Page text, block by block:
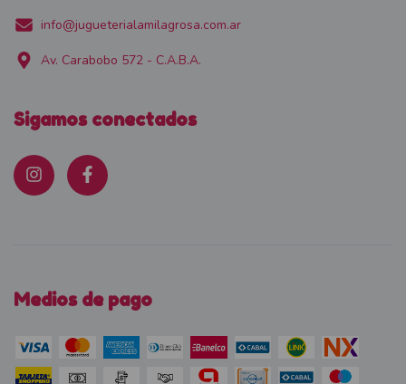
info@jugueterialamilagrosa.com.ar
Av. Carabobo 572 - C.A.B.A.
Sigamos conectados
Medios de pago